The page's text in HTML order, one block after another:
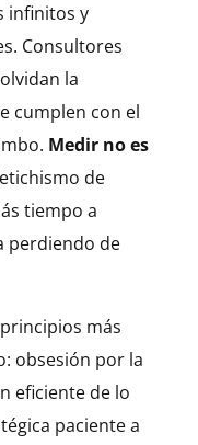
infinitos y
Consultores
la
cumplen con el
Medir no es
de
tiempo a
perdiendo de
más
obsesión por la
eficiente de lo
paciente a